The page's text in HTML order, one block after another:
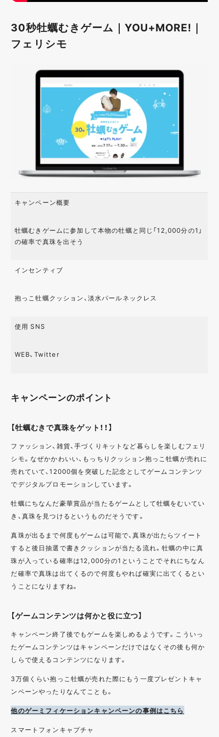
30秒牡蠣むきゲーム｜YOU+MORE!｜
フェリシモ
キャンペーン概要
牡蠣むきゲームに参加して本物の牡蠣と同じ「12,000分の1」
の確率で真珠を出そう
インセンティブ
抱っこ牡蠣クッション、淡水パールネックレス
使用 SNS
WEB、Twitter
キャンペーンのポイント
【牡蠣むきで真珠をゲット！！】
ファッション、雑貨、手づくりキットなど暮らしを楽しむフェリ
シモ。なぜかかわいい、もっちりクッション抱っこ牡蠣が売れに
売れていて、12000個を突破した記念としてゲームコンテンツ
でデジタルプロモーションしています。
牡蠣にちなんだ豪華賞品が当たるゲームとして牡蠣をむいてい
き、真珠を見つけるというものだそうです。
真珠が出るまで何度もゲームは可能で、真珠が出たらツイート
すると後日抽選で書きクッションが当たる流れ。牡蠣の中に真
珠が入っている確率は12,000分の1ということでそれにちなん
だ確率で真珠は出てくるので何度もやれば確実に出てくるとい
うことになりますね。
【ゲームコンテンツは何かと役に立つ】
キャンペーン終了後でもゲームを楽しめるようです。こういっ
たゲームコンテンツはキャンペーンだけではなくその後も何か
しらで使えるコンテンツになります。
3万個くらい抱っこ牡蠣が売れた際にもう一度プレゼントキャ
ンペーンやったりなんてことも。
他のゲーミフィケーションキャンペーンの事例はこちら
スマートフォンキャプチャ